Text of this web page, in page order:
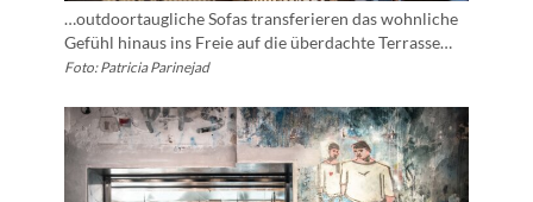
…outdoortaugliche Sofas transferieren das wohnliche
Gefühl hinaus ins Freie auf die überdachte Terrasse…
Foto: Patricia Parinejad